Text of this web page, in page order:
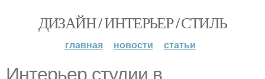
ДИЗАЙН / ИНТЕРЬЕР / СТИЛЬ
главная новости статьи
Интерьер студии в